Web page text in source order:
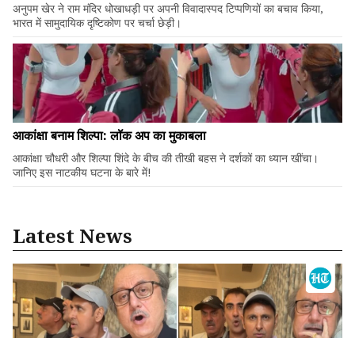
अनुपम खेर ने राम मंदिर धोखाधड़ी पर अपनी विवादास्पद टिप्पणियों का बचाव किया,
भारत में सामुदायिक दृष्टिकोण पर चर्चा छेड़ी।
आकांक्षा बनाम शिल्पा: लॉक अप का मुकाबला
आकांक्षा चौधरी और शिल्पा शिंदे के बीच की तीखी बहस ने दर्शकों का ध्यान खींचा।
जानिए इस नाटकीय घटना के बारे में!
Latest News